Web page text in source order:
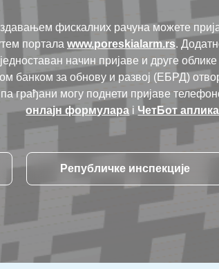
фискалних рачуна можете
портала www.poreskialarm.rs.
начин пријаве и друге
банком за обнову и развој (ЕБРД)
па грађани могу поднети пријаве
онлајн формулара i ЧетБот
Републичке инспекције